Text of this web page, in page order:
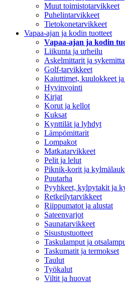
Muut toimistotarvikkeet
Puhelintarvikkeet
Tietokonetarvikkeet
Vapaa-ajan ja kodin tuotteet
Vapaa-ajan ja kodin
Liikunta ja urheilu
Askelmittarit ja
Golf-tarvikkeet
Kaiuttimet, kuulokkeet
Hyvinvointi
Kirjat
Korut ja kellot
Kuksat
Kynttilät ja lyhdyt
Lämpömittarit
Lompakot
Matkatarvikkeet
Pelit ja lelut
Piknik-korit ja
Puutarha
Pyyhkeet, kylpytakit ja
Retkeilytarvikkeet
Riippumatot ja alustat
Sateenvarjot
Saunatarvikkeet
Sisustustuotteet
Taskulamput ja
Taskumatit ja termokset
Taulut
Työkalut
Viltit ja huovat